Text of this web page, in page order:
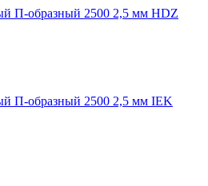
П-образный 2500 2,5 мм HDZ
П-образный 2500 2,5 мм IEK